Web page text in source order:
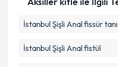
İstanbul Şişli Anal fissür
İstanbul Şişli Anal fistül